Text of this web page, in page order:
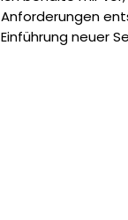
Anforderungen
Einführung neuer